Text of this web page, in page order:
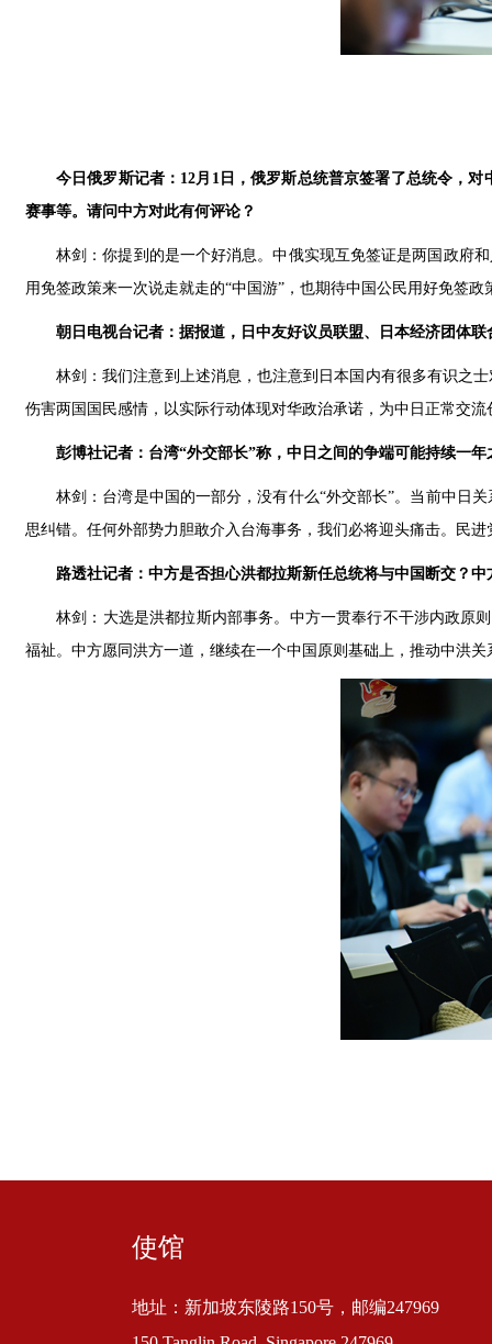
今日俄罗斯记者： 12月 1日，俄罗斯总统普京签署了总统令，
赛事等。请问中方对此有何评论？
林剑：你提到的是一个好消息。中俄实现互免签证是两国政府
用免签政策来一次说走就走的“中国游”，也期待中国公民用好免签
朝日电视台记者：据报道，日中友好议员联盟、日本经济团体
林剑：我们注意到上述消息，也注意到日本国内有很多有识之
伤害两国国民感情，以实际行动体现对华政治承诺，为中日正常交
彭博社记者：台湾“外交部长”称，中日之间的争端可能持续一
林剑：台湾是中国的一部分，没有什么“外交部长”。当前中日
思纠错。任何外部势力胆敢介入台海事务，我们必将迎头痛击。民
路透社记者：中方是否担心洪都拉斯新任总统将与中国断交？
林剑：大选是洪都拉斯内部事务。中方一贯奉行不干涉内政原
福祉。中方愿同洪方一道，继续在一个中国原则基础上，推动中洪
使馆
地址：新加坡东陵路150号，邮编247969